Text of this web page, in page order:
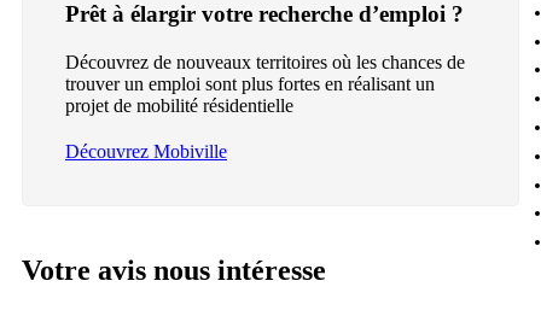
Prêt à élargir votre recherche d’emploi ?
Découvrez de nouveaux territoires où les chances de
trouver un emploi sont plus fortes en réalisant un
projet de mobilité résidentielle
Découvrez Mobiville
Votre avis nous intéresse